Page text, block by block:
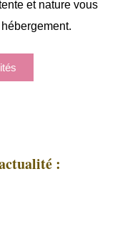
et nature vous
: